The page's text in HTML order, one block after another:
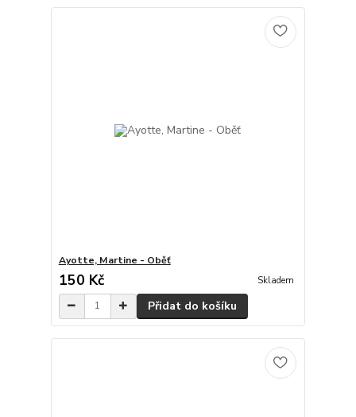
Ayotte, Martine - Oběť
150 Kč Skladem
Přidat do košíku